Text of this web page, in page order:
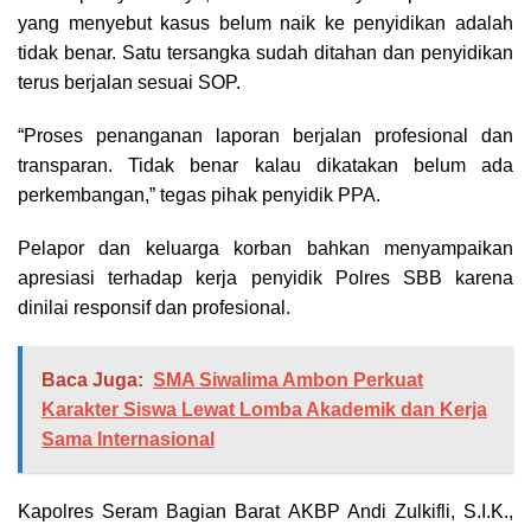
yang menyebut kasus belum naik ke penyidikan adalah
tidak benar. Satu tersangka sudah ditahan dan penyidikan
terus berjalan sesuai SOP.
“Proses penanganan laporan berjalan profesional dan
transparan. Tidak benar kalau dikatakan belum ada
perkembangan,” tegas pihak penyidik PPA.
Pelapor dan keluarga korban bahkan menyampaikan
apresiasi terhadap kerja penyidik Polres SBB karena
dinilai responsif dan profesional.
Baca Juga: SMA Siwalima Ambon Perkuat
Karakter Siswa Lewat Lomba Akademik dan Kerja
Sama Internasional
Kapolres Seram Bagian Barat AKBP Andi Zulkifli, S.I.K.,